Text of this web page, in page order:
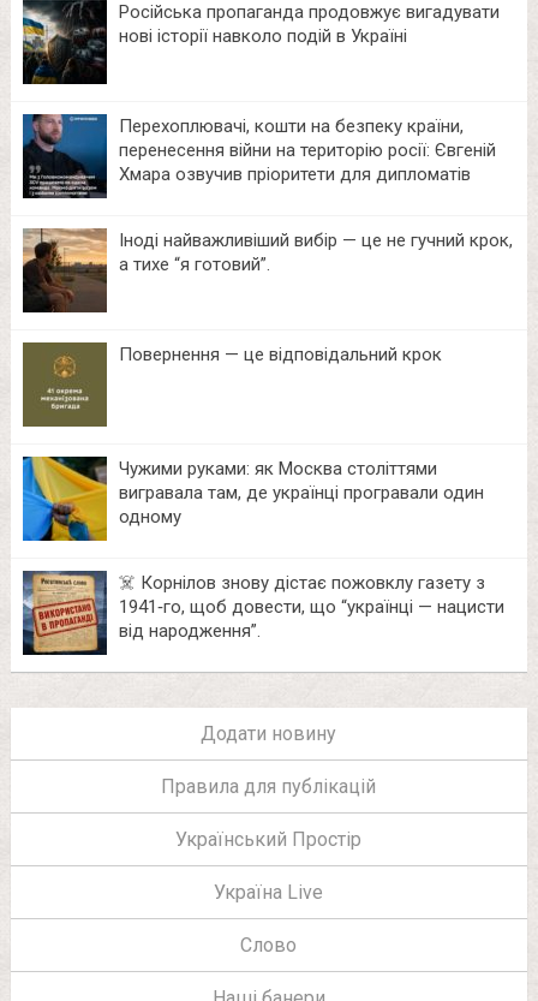
Російська пропаганда продовжує вигадувати
нові історії навколо подій в Україні
Перехоплювачі, кошти на безпеку країни,
перенесення війни на територію росії: Євгеній
Хмара озвучив пріоритети для дипломатів
Іноді найважливіший вибір — це не гучний крок,
а тихе “я готовий”.
Повернення — це відповідальний крок
Чужими руками: як Москва століттями
вигравала там, де українці програвали один
одному
☠️ Корнілов знову дістає пожовклу газету з
1941‑го, щоб довести, що “українці — нацисти
від народження”.
Додати новину
Правила для публікацій
Український Простір
Україна Live
Слово